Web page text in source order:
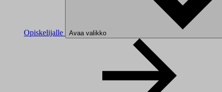
Opiskelijalle Avaa valikko